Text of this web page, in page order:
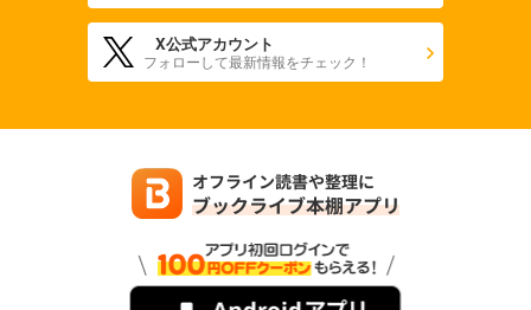
X公式アカウント
フォローして最新情報をチェック！